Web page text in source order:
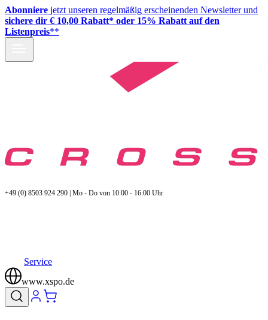
Abonniere jetzt unseren regelmäßig erscheinenden Newsletter und
sichere dir € 10,00 Rabatt* oder 15% Rabatt auf den
Listenpreis**
+49 (0) 8503 924 290 | Mo - Do von 10:00 - 16:00 Uhr
Service
www.xspo.de